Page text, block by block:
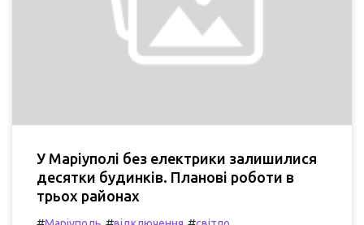
У Маріуполі без електрики залишилися
десятки будинків. Планові роботи в
трьох районах